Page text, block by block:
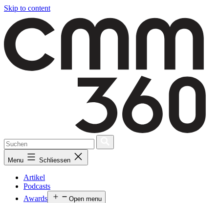
Skip to content
Menu Schliessen
Artikel
Podcasts
Awards
Open menu